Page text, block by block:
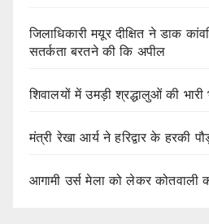
जिलाधिकारी मयूर दीक्षित ने डाक
सतर्कता बरतने की कि अपील
शिवालयों में उमड़ी श्रद्धालुओं की भारी
मंत्री रेखा आर्य ने हरिद्वार के हरकी
आगामी उर्स मेला को लेकर कोतवाली